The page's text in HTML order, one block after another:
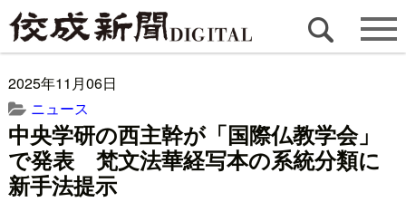
2025年11月06日
ニュース
中央学研の西主幹が「国際仏教学会」
で発表 梵文法華経写本の系統分類に
新手法提示